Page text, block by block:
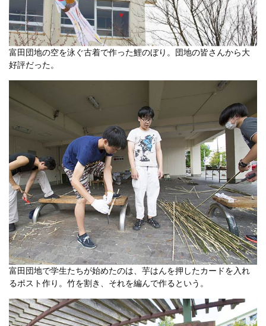
富田団地の空を泳ぐ古着で作った鯉のぼり。団地の皆さんから大
好評だった。
富田団地で学生たちが始めたのは、芋はんを押したカードを入れ
るポスト作り。竹を割き、それを編んで作るという。